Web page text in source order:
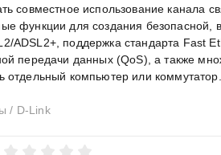
совместное использование канала
функции для создания безопасной,
ADSL2+, поддержка стандарта Fast
передачи данных (QoS), а также
отдельный компьютер или коммутатор.
/ D-Link